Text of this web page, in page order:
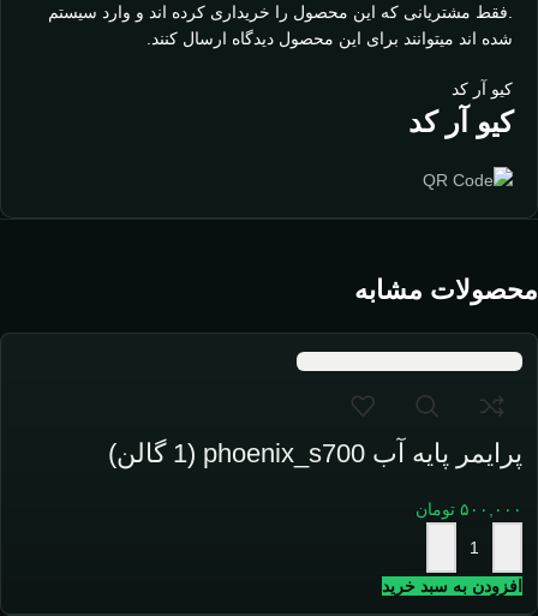
.فقط مشتریانی که این محصول را خریداری کرده اند و وارد سیستم
شده اند میتوانند برای این محصول دیدگاه ارسال کنند.
کیو آر کد
کیو آر کد
محصولات مشابه
پرایمر پایه آب phoenix_s700 (1 گالن)
۵۰۰,۰۰۰ تومان
افزودن به سبد خرید